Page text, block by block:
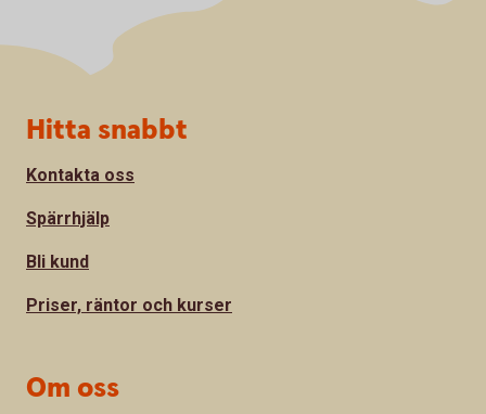
Sidfot
Hitta snabbt
Kontakta oss
Spärrhjälp
Bli kund
Priser, räntor och kurser
Om oss